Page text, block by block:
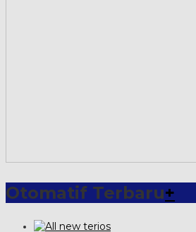
Otomatif Terbaru+